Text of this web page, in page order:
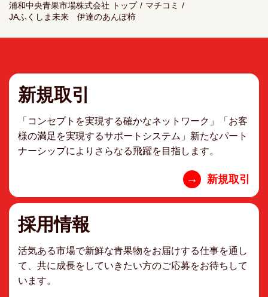
浦和中央青果市場株式会社 トップ / マチコミ /
JAふくしま未来 伊達のあんぽ柿
新規取引
「コンセプトを実現する確かなネットワーク」「お客
様の満足を実現するサポートシステム」新たなパート
ナーシップによりさらなる飛躍を目指します。
→ 新規取引
採用情報
活気ある市場で新鮮な青果物をお届けする仕事を通し
て、共に成長をしていきたい方のご応募をお待ちして
います。